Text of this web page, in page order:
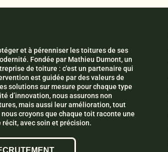
et à pérenniser les toitures de ses
Fondée par Mathieu Dumont, un
de toiture : c'est un partenaire qui
est guidée par des valeurs de
solutions sur mesure pour chaque type
d’innovation, nous assurons non
mais aussi leur amélioration, tout
croyons que chaque toit raconte une
avec soin et précision.